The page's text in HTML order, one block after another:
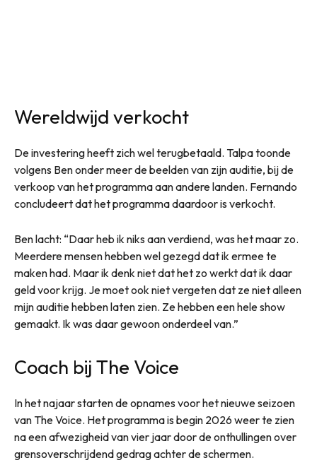
Wereldwijd verkocht
De investering heeft zich wel terugbetaald. Talpa toonde
volgens Ben onder meer de beelden van zijn auditie, bij de
verkoop van het programma aan andere landen. Fernando
concludeert dat het programma daardoor is verkocht.
Ben lacht: “Daar heb ik niks aan verdiend, was het maar zo.
Meerdere mensen hebben wel gezegd dat ik ermee te
maken had. Maar ik denk niet dat het zo werkt dat ik daar
geld voor krijg. Je moet ook niet vergeten dat ze niet alleen
mijn auditie hebben laten zien. Ze hebben een hele show
gemaakt. Ik was daar gewoon onderdeel van.”
Coach bij The Voice
In het najaar starten de opnames voor het nieuwe seizoen
van The Voice. Het programma is begin 2026 weer te zien
na een afwezigheid van vier jaar door de onthullingen over
grensoverschrijdend gedrag achter de schermen.